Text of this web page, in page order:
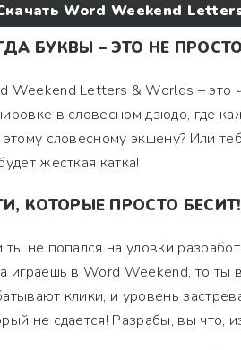
Word Weekend
БУКВЫ – ЭТО НЕ
Weekend Letters & Worlds – это
в словесном дзюдо, где
словесному экшену? Или
жесткая катка!
КОТОРЫЕ ПРОСТО БЕСИТ!
ты не попался на уловки
играешь в Word Weekend, то ты
клики, и уровень
не сдается! Разрабы, вы что,